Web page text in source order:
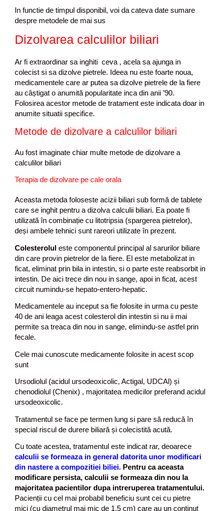
In functie de timpul disponibil, voi da cateva date sumare
despre metodele de mai sus
Dizolvarea calculilor biliari
Ar fi extraordinar sa inghiti ceva , acela sa ajunga in
colecist si sa dizolve pietrele. Ideea nu este foarte noua,
medicamentele care ar putea sa dizolve pietrele de la fiere
au câștigat o anumită popularitate inca din anii ’90.
Folosirea acestor metode de tratament este indicata doar in
anumite situatii specifice.
Metode de dizolvare a calculilor biliari
Au fost imaginate chiar multe metode de dizolvare a
calculilor biliari
Terapia de dizolvare pe cale orala
Aceasta metoda foloseste acizii biliari sub formă de tablete
care se inghit pentru a dizolva calculii biliari. Ea poate fi
utilizată în combinație cu litotripsia (spargerea pietrelor),
deși ambele tehnici sunt rareori utilizate în prezent.
Colesterolul este componentul principal al sarurilor biliare
din care provin pietrelor de la fiere. El este metabolizat in
ficat, eliminat prin bila in intestin, si o parte este reabsorbit in
intestin. De aici trece din nou in sange, apoi in ficat, acest
circuit numindu-se hepato-entero-hepatic.
Medicamentele au inceput sa fie folosite in urma cu peste
40 de ani leaga acest colesterol din intestin si nu ii mai
permite sa treaca din nou in sange, elimindu-se astfel prin
fecale.
Cele mai cunoscute medicamente folosite in acest scop
sunt
Ursodiolul (acidul ursodeoxicolic, Actigal, UDCAl) și
chenodiolul (Chenix) , majoritatea medicilor preferand acidul
ursodeoxicolic.
Tratamentul se face pe termen lung si pare să reducă în
special riscul de durere biliară și colecistită acută.
Cu toate acestea, tratamentul este indicat rar, deoarece
calculii se formeaza in general datorita unor modificari
din nastere a compozitiei biliei. Pentru ca aceasta
modificare persista, calculii se formeaza din nou la
majoritatea pacientilor dupa intreruperea tratamentului.
Pacienții cu cel mai probabil beneficiu sunt cei cu pietre
mici (cu diametrul mai mic de 1,5 cm) care au un conținut